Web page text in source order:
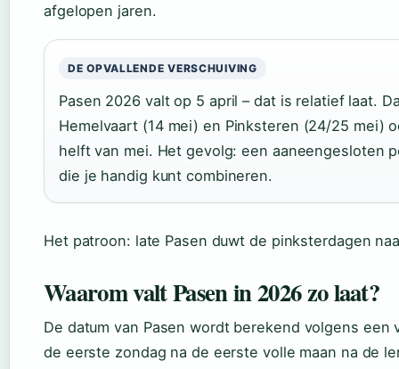
afgelopen jaren.
DE OPVALLENDE VERSCHUIVING
Pasen 2026 valt op 5 april – dat is relatief laat.
Hemelvaart (14 mei) en Pinksteren (24/25 mei)
helft van mei. Het gevolg: een aaneengesloten
die je handig kunt combineren.
Het patroon: late Pasen duwt de pinksterdagen
Waarom valt Pasen in 2026 zo laat?
De datum van Pasen wordt berekend volgens een
de eerste zondag na de eerste volle maan na de